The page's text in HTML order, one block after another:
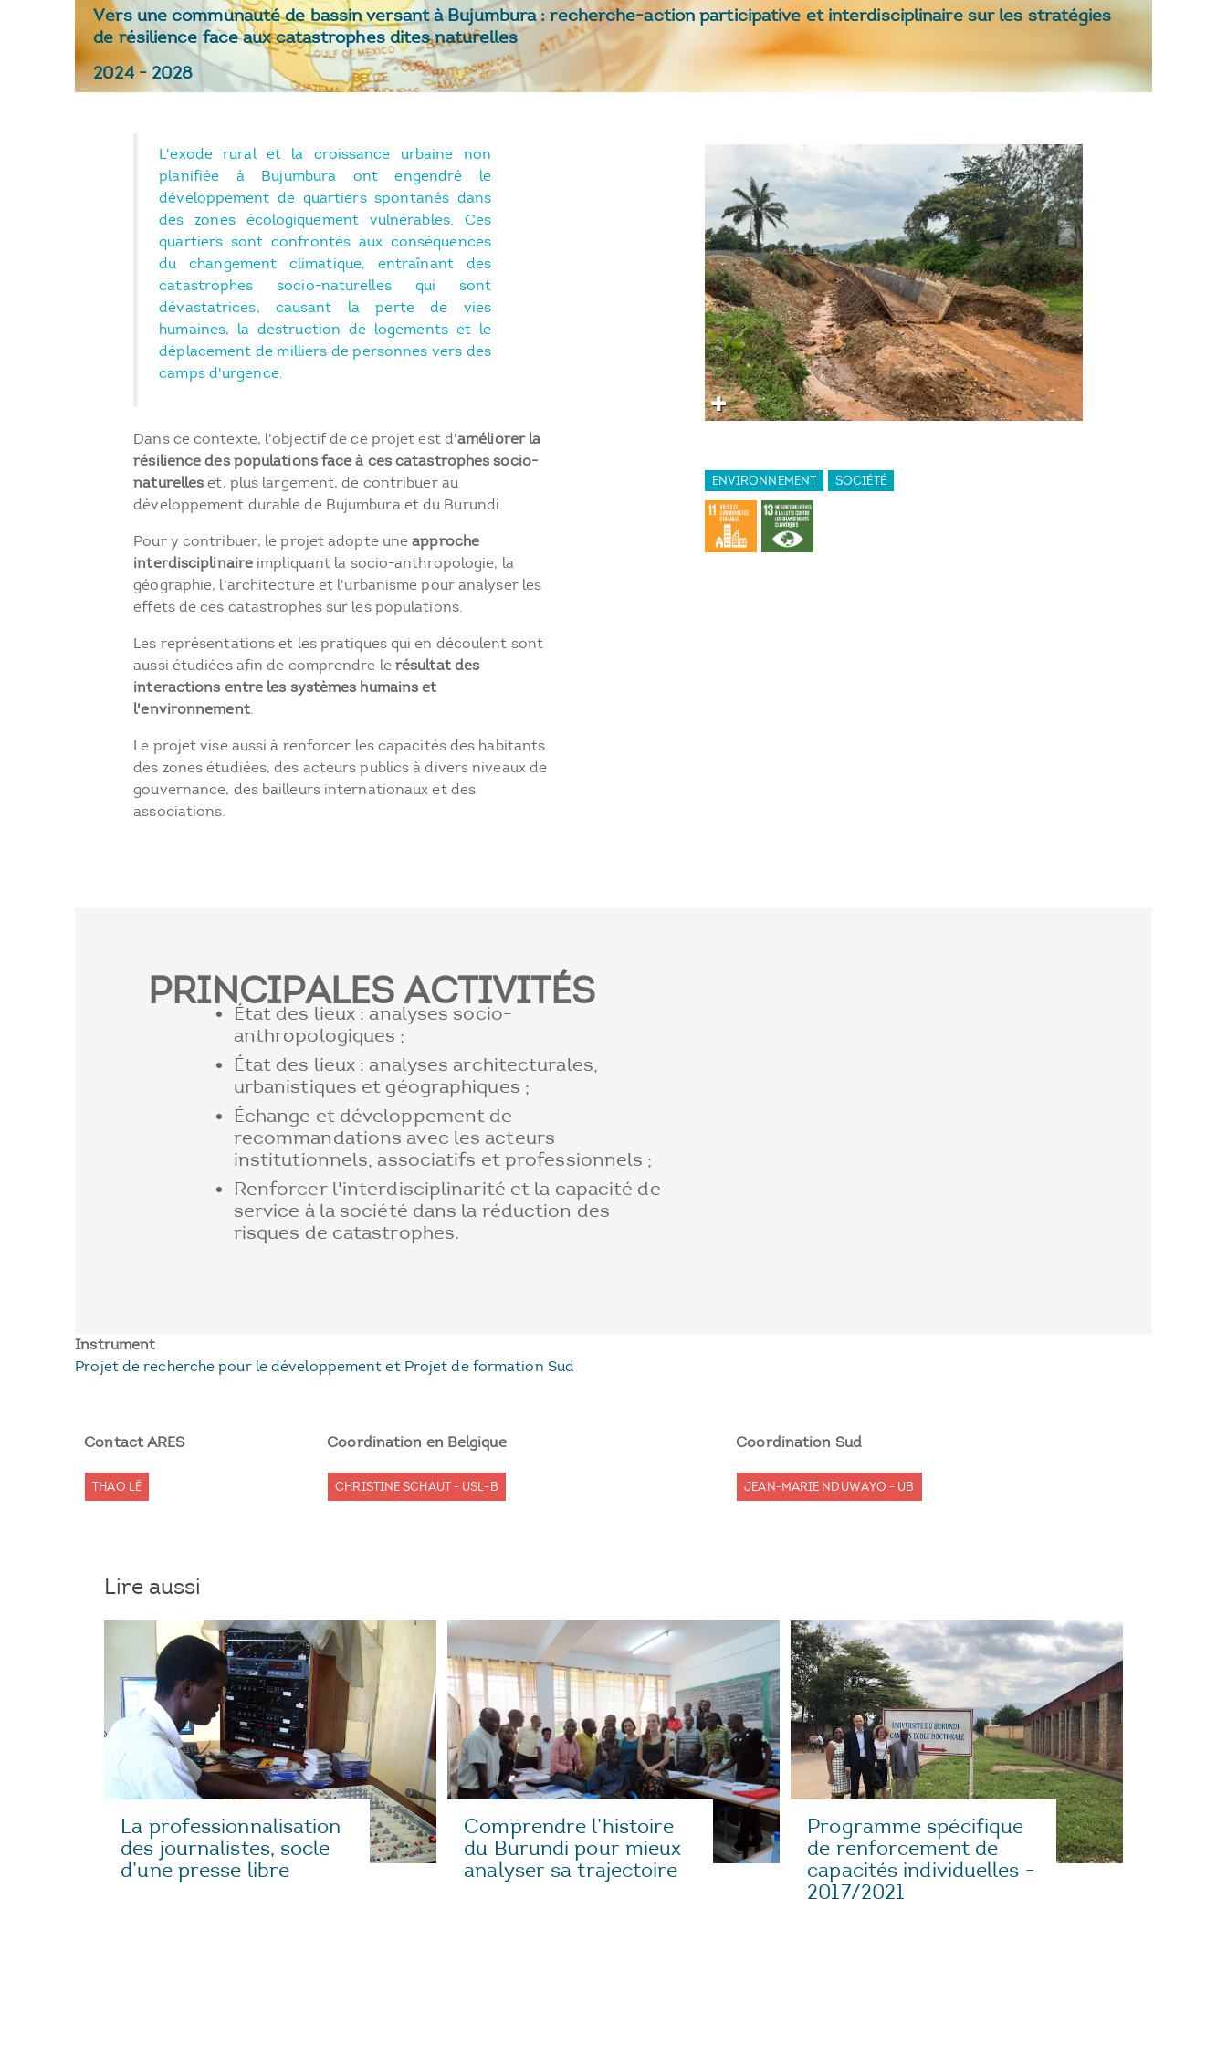
Vers une communauté de bassin versant à Bujumbura : recherche-action participative et interdisciplinaire sur les stratégies
de résilience face aux catastrophes dites naturelles
2024-2028
L'exode rural et la croissance urbaine non
planifiée à Bujumbura ont engendré le
développement de quartiers spontanés dans
des zones écologiquement vulnérables. Ces
quartiers sont confrontés aux conséquences
du changement climatique, entraînant des
catastrophes socio-naturelles qui sont
dévastatrices, causant la perte de vies
humaines, la destruction de logements et le
déplacement de milliers de personnes vers des
camps d'urgence.
Dans ce contexte, l'objectif de ce projet est d'améliorer la
résilience des populations face à ces catastrophes socio-
naturelles et, plus largement, de contribuer au
développement durable de Bujumbura et du Burundi.
Pour y contribuer, le projet adopte uneapproche
interdisciplinaire impliquant la socio-anthropologie, la
géographie, l'architecture et l'urbanisme pour analyser les
effets de ces catastrophes sur les populations.
Les représentations et les pratiques qui en découlent sont
aussi étudiées afin de comprendre le résultat des
interactions entre les systèmes humains et
l'environnement.
Le projet vise aussi à renforcer les capacités des habitants
des zones étudiées, des acteurs publics à divers niveaux de
gouvernance, des bailleurs internationaux et des
associations.
ENVIRONNEMENT SOCIÉTÉ
PRINCIPALES ACTIVITÉS
État des lieux : analyses socio-
anthropologiques ;
État des lieux : analyses architecturales,
urbanistiques et géographiques ;
Échange et développement de
recommandations avec les acteurs
institutionnels, associatifs et professionnels ;
Renforcer l'interdisciplinarité et la capacité de
service à la société dans la réduction des
risques de catastrophes.
Instrument
Projet de recherche pour le développement et Projet de formation Sud
Contact ARES Coordination en Belgique Coordination Sud
THAO LÊ CHRISTINE SCHAUT - USL-B JEAN-MARIE NDUWAYO - UB
Lire aussi
La professionnalisation
des journalistes, socle
d’une presse libre
Comprendre l’histoire
du Burundi pour mieux
analyser sa trajectoire
Programme spécifique
de renforcement de
capacités individuelles -
2017/2021